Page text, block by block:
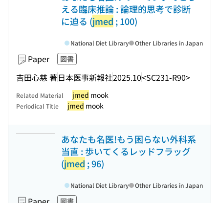
える臨床推論 : 論理的思考で診断
に迫る (jmed ; 100)
Paper 図書
吉田心慈 著日本医事新報社2025.10<SC231-R90>
National Diet Library Other Libraries in Japan
Related Material jmed mook
Periodical Title jmed mook
あなたも名医!もう困らない外科系
当直 : 歩いてくるレッドフラッグ
(jmed ; 96)
図書
National Diet Library Other Libraries in Japan